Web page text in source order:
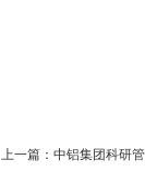
上一篇： 中铝集团科研